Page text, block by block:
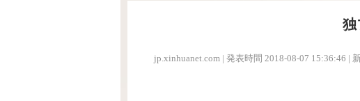
独
jp.xinhuanet.com | 発表時間 2018-08-07 15:36:46 |